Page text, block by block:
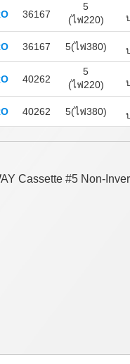
36167
5
(ไฟ220)
36167 5(ไฟ380)
40262
5
(ไฟ220)
40262 5(ไฟ380)
Cassette #5 Non-